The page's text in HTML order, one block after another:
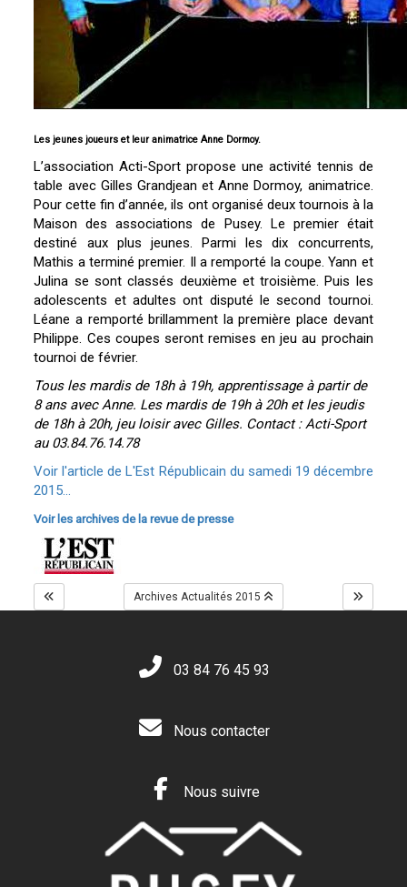
Les jeunes joueurs et leur animatrice Anne Dormoy.
L’association Acti-Sport propose une activité tennis de
table avec Gilles Grandjean et Anne Dormoy, animatrice.
Pour cette fin d’année, ils ont organisé deux tournois à la
Maison des associations de Pusey. Le premier était
destiné aux plus jeunes. Parmi les dix concurrents,
Mathis a terminé premier. Il a remporté la coupe. Yann et
Julina se sont classés deuxième et troisième. Puis les
adolescents et adultes ont disputé le second tournoi.
Léane a remporté brillamment la première place devant
Philippe. Ces coupes seront remises en jeu au prochain
tournoi de février.
Tous les mardis de 18h à 19h, apprentissage à partir de
8 ans avec Anne. Les mardis de 19h à 20h et les jeudis
de 18h à 20h, jeu loisir avec Gilles. Contact : Acti-Sport
au 03.84.76.14.78
Voir l'article de L'Est Républicain du samedi 19 décembre
2015...
Voir les archives de la revue de presse
Archives Actualités 2015
03 84 76 45 93
Nous contacter
Nous suivre